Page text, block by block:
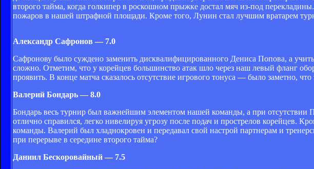
второго тайма, когда голкипер в роскошном прыжке достал мяч из-под
пожаров в нашей штрафной площади. Кроме того, Лунин стал лучшим вратарем
Александр Сафронов — 7.0
Сафронову было суждено заменить дисквалифицированного Дениса Попова, а
сложно. Отметим, что у корейцев большинство атак шло через наш левый фланг
проявить. В конце матча сказалось отсутствие игрового тонуса — было заметно,
Валерий Бондарь — 8.0
Бондарь весь турнир был важнейшим элементом нашей команды, а при
отлично справился, легко нивелируя угрозу после подач и прострелов корейцев.
команды. Валерий был хладнокровен и передавал свой настрой партнерам и
при перерыве в середине второго тайма?
Даниил Бескоровайный — 7.5